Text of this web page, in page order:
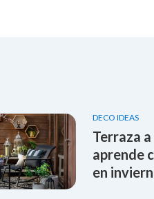
DECO IDEAS
Terraza
aprende
en